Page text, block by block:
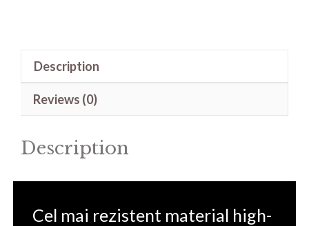
Description
Reviews (0)
Description
Cel mai rezistent material high-